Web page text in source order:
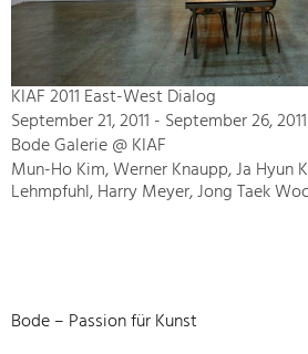
KIAF 2011 East-West Dialog
September 21, 2011 - September 26, 2011
Bode Galerie @ KIAF
Mun-Ho Kim, Werner Knaupp, Ja Hyun
Lehmpfuhl, Harry Meyer, Jong Taek
Bode – Passion für Kunst